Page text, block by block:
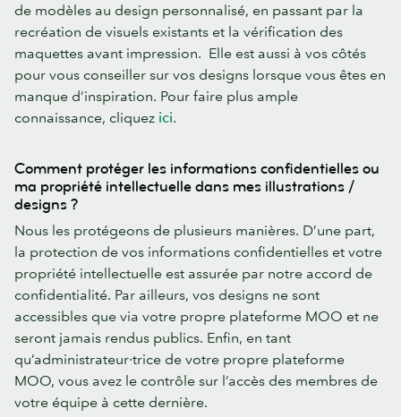
de modèles au design personnalisé, en passant par la
recréation de visuels existants et la vérification des
maquettes avant impression. Elle est aussi à vos côtés
pour vous conseiller sur vos designs lorsque vous êtes en
manque d’inspiration. Pour faire plus ample
connaissance, cliquez ici.
Comment protéger les informations confidentielles ou
ma propriété intellectuelle dans mes illustrations /
designs ?
Nous les protégeons de plusieurs manières. D’une part,
la protection de vos informations confidentielles et votre
propriété intellectuelle est assurée par notre accord de
confidentialité. Par ailleurs, vos designs ne sont
accessibles que via votre propre plateforme MOO et ne
seront jamais rendus publics. Enfin, en tant
qu’administrateur·trice de votre propre plateforme
MOO, vous avez le contrôle sur l’accès des membres de
votre équipe à cette dernière.